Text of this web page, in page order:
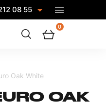
08 55
Услуги
0
Oak White
OAK